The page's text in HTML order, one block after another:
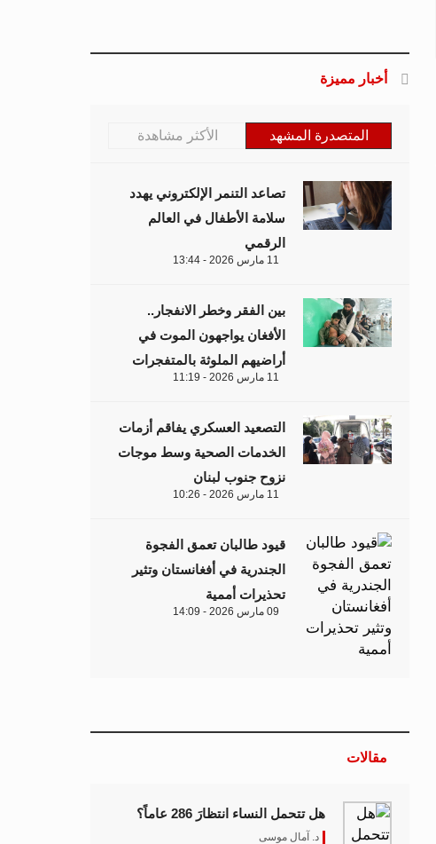
أخبار مميزة
المتصدرة المشهد الأكثر مشاهدة
تصاعد التنمر الإلكتروني يهدد
سلامة الأطفال في العالم
الرقمي
11 مارس 2026 - 13:44
بين الفقر وخطر الانفجار..
الأفغان يواجهون الموت في
أراضيهم الملوثة بالمتفجرات
11 مارس 2026 - 11:19
التصعيد العسكري يفاقم أزمات
الخدمات الصحية وسط موجات
نزوح جنوب لبنان
11 مارس 2026 - 10:26
قيود طالبان تعمق الفجوة
الجندرية في أفغانستان وتثير
تحذيرات أممية
09 مارس 2026 - 14:09
مقالات
هل تتحمل النساء انتظارَ 286 عاماً؟
د. آمال موسى